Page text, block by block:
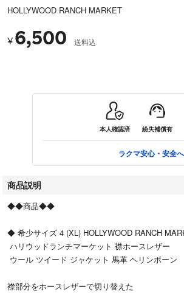
HOLLYWOOD RANCH MARKET
¥ 6,500 送料込
本人確認済 紛失補償有
ラクマ安心・安全
商品説明
◆◆商品◆◆
◆ 希少サイズ 4 (XL) HOLLYWOOD RANCH
ハリウッドランチマーケット 襟ホースレザー
ウール ツイード ジャケット 馬革 ヘリンボーン
襟部分をホースレザーで切り替えた